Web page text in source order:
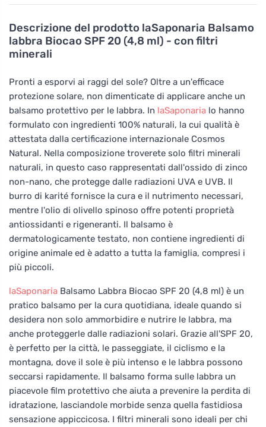
Descrizione del prodotto laSaponaria Balsamo
labbra Biocao SPF 20 (4,8 ml) - con filtri
minerali
Pronti a esporvi ai raggi del sole? Oltre a un'efficace
protezione solare, non dimenticate di applicare anche un
balsamo protettivo per le labbra. In laSaponaria lo hanno
formulato con ingredienti 100% naturali, la cui qualità è
attestata dalla certificazione internazionale Cosmos
Natural. Nella composizione troverete solo filtri minerali
naturali, in questo caso rappresentati dall'ossido di zinco
non-nano, che protegge dalle radiazioni UVA e UVB. Il
burro di karité fornisce la cura e il nutrimento necessari,
mentre l'olio di olivello spinoso offre potenti proprietà
antiossidanti e rigeneranti. Il balsamo è
dermatologicamente testato, non contiene ingredienti di
origine animale ed è adatto a tutta la famiglia, compresi i
più piccoli.
laSaponaria Balsamo Labbra Biocao SPF 20 (4,8 ml) è un
pratico balsamo per la cura quotidiana, ideale quando si
desidera non solo ammorbidire e nutrire le labbra, ma
anche proteggerle dalle radiazioni solari. Grazie all'SPF 20,
è perfetto per la città, le passeggiate, il ciclismo e la
montagna, dove il sole è più intenso e le labbra possono
seccarsi rapidamente. Il balsamo forma sulle labbra un
piacevole film protettivo che aiuta a prevenire la perdita di
idratazione, lasciandole morbide senza quella fastidiosa
sensazione appiccicosa. I filtri minerali sono ideali per chi